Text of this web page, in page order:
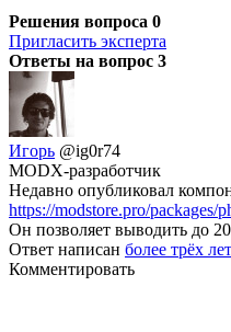
Решения вопроса 0
Пригласить эксперта
Ответы на вопрос 3
Игорь @ig0r74
MODX-разработчик
Недавно опубликовал
https://modstore.pro/packages/
Он позволяет выводить до
Ответ написан более трёх
Комментировать